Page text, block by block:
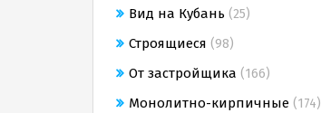
Вид на Кубань (25)
Строящиеся (98)
От застройщика (166)
Монолитно-кирпичные (174)